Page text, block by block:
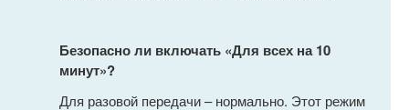
Безопасно ли включать «Для всех на 10
минут»?
Для разовой передачи – нормально. Этот режим